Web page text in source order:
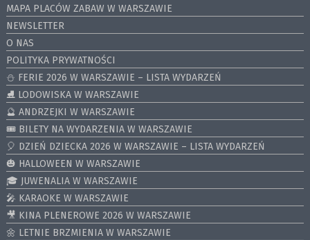
MAPA PLACÓW ZABAW W WARSZAWIE
NEWSLETTER
O NAS
POLITYKA PRYWATNOŚCI
⛄️ FERIE 2026 W WARSZAWIE – LISTA WYDARZEŃ
⛸ LODOWISKA W WARSZAWIE
🔮 ANDRZEJKI W WARSZAWIE
🎟️ BILETY NA WYDARZENIA W WARSZAWIE
🎈 DZIEŃ DZIECKA 2026 W WARSZAWIE – LISTA WYDARZEŃ
🎃 HALLOWEEN W WARSZAWIE
🎓 JUWENALIA W WARSZAWIE
🎤 KARAOKE W WARSZAWIE
🎥 KINA PLENEROWE 2026 W WARSZAWIE
🌼 LETNIE BRZMIENIA W WARSZAWIE